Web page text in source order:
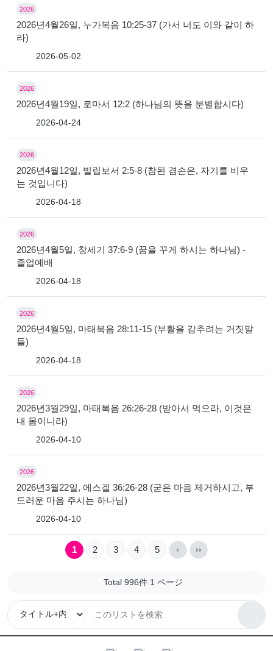
2026
2026년4월26일, 누가복음 10:25-37 (가서 너도 이와 같이 하
라)
2026-05-02
2026
2026년4월19일, 로마서 12:2 (하나님의 뜻을 분별합시다)
2026-04-24
2026
2026년4월12일, 빌립보서 2:5-8 (참된 겸손은, 자기를 비우
는 것입니다)
2026-04-18
2026
2026년4월5일, 창세기 37:6-9 (꿈을 꾸게 하시는 하나님) -
졸업예배
2026-04-18
2026
2026년4월5일, 마태복음 28:11-15 (부활을 감추려는 거짓말
들)
2026-04-18
2026
2026년3월29일, 마태복음 26:26-28 (받아서 먹으라, 이것은
내 몸이니라)
2026-04-10
2026
2026년3월22일, 에스겔 36:26-28 (굳은 마음 제거하시고, 부
드러운 마음 주시는 하나님)
2026-04-10
1 2 3 4 5
Total 996件1 ページ